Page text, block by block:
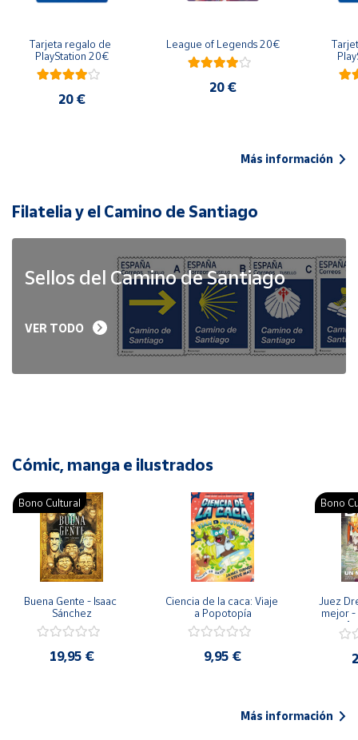
Tarjeta regalo de
PlayStation 20€
20 €
League of Legends 20€
20 €
Más información
Filatelia y el Camino de Santiago
Sellos del Camino de Santiago
VER TODO
Cómic, manga e ilustrados
Bono Cultural
Buena Gente - Isaac
Sánchez
19,95 €
Ciencia de la caca: Viaje
a Popotopía
9,95 €
Bono
Juez
mejor -
Más información